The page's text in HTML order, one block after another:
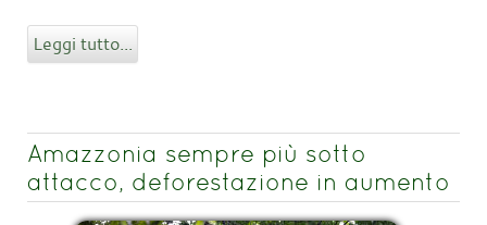
Leggi tutto...
Amazzonia sempre più sotto
attacco, deforestazione in aumento